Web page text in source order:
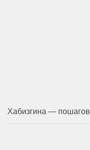
Хабизгина —